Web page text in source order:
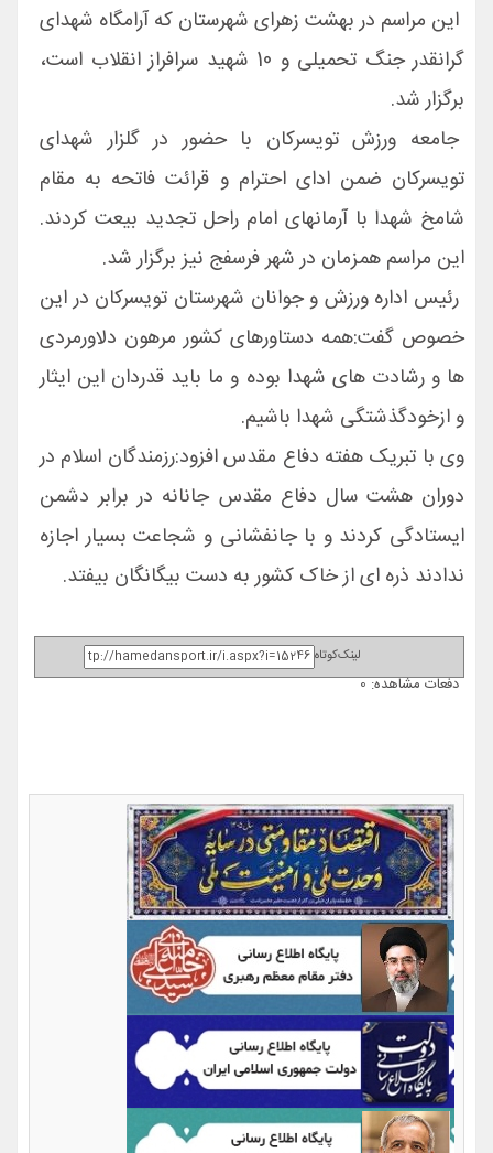
این مراسم در بهشت زهرای شهرستان که آرامگاه شهدای
گرانقدر جنگ تحمیلی و 10 شهید سرافراز انقلاب است،
برگزار شد.
جامعه ورزش تویسرکان با حضور در گلزار شهدای
تویسرکان ضمن ادای احترام و قرائت فاتحه به مقام
شامخ شهدا با آرمانهای امام راحل تجدید بیعت کردند.
این مراسم همزمان در شهر فرسفج نیز برگزار شد.
رئیس اداره ورزش و جوانان شهرستان تویسرکان در این
خصوص گفت:همه دستاورهای کشور مرهون دلاورمردی
ها و رشادت های شهدا بوده و ما باید قدردان این ایثار
و ازخودگذشتگی شهدا باشیم.
وی با تبریک هفته دفاع مقدس افزود:رزمندگان اسلام در
دوران هشت سال دفاع مقدس جانانه در برابر دشمن
ایستادگی کردند و با جانفشانی و شجاعت بسیار اجازه
ندادند ذره ای از خاک کشور به دست بیگانگان بیفتد.
لینک‌کوتاه
دفعات مشاهده: 0